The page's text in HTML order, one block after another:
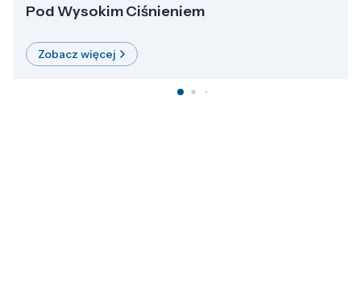
Pod Wysokim Ciśnieniem
Zobacz więcej